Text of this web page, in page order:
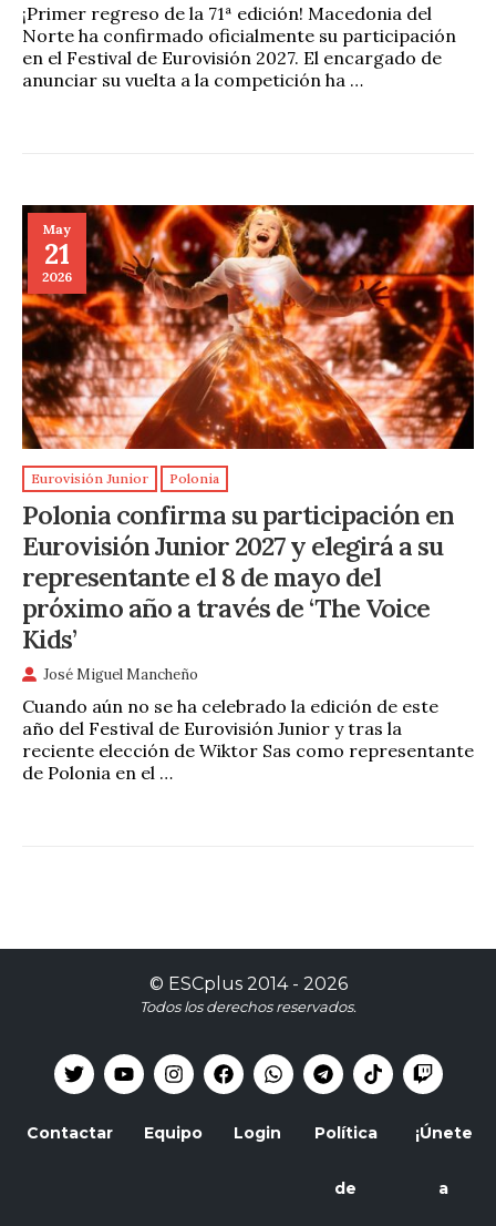
¡Primer regreso de la 71ª edición! Macedonia del
Norte ha confirmado oficialmente su participación
en el Festival de Eurovisión 2027. El encargado de
anunciar su vuelta a la competición ha …
May
21
2026
Eurovisión Junior Polonia
Polonia confirma su participación en
Eurovisión Junior 2027 y elegirá a su
representante el 8 de mayo del
próximo año a través de ‘The Voice
Kids’
José Miguel Mancheño
Cuando aún no se ha celebrado la edición de este
año del Festival de Eurovisión Junior y tras la
reciente elección de Wiktor Sas como representante
de Polonia en el …
© ESCplus2014 - 2026
Todos los derechos reservados.
Contactar Equipo Login Política
de
¡Únete
a